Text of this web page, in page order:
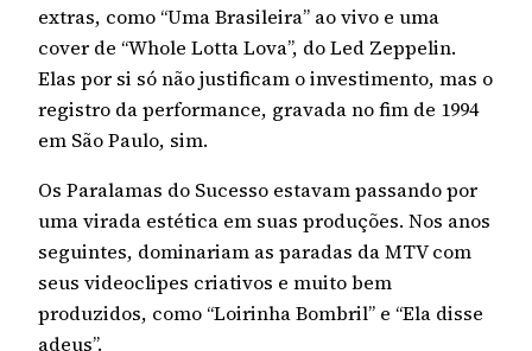
extras, como “Uma Brasileira” ao vivo e uma
cover de “Whole Lotta Lova”, do Led Zeppelin.
Elas por si só não justificam o investimento, mas o
registro da performance, gravada no fim de 1994
em São Paulo, sim.
Os Paralamas do Sucesso estavam passando por
uma virada estética em suas produções. Nos anos
seguintes, dominariam as paradas da MTV com
seus videoclipes criativos e muito bem
produzidos, como “Loirinha Bombril” e “Ela disse
adeus”.